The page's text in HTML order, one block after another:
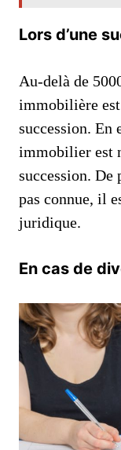
Lors d’une
Au-delà de
immobilière
succession. En
immobilier est
succession. De
pas connue, il
juridique.
En cas de